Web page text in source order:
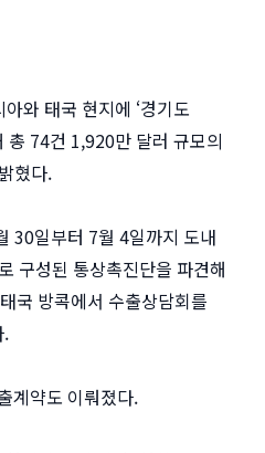
와 태국 현지에 ‘경기도
총 74건 1,920만 달러 규모의
혔다.
30일부터 7월 4일까지 도내
구성된 통상촉진단을 파견해
국 방콕에서 수출상담회를
.
계약도 이뤄졌다.